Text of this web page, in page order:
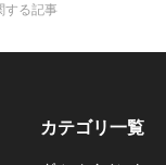
する記事
カテゴリ一覧